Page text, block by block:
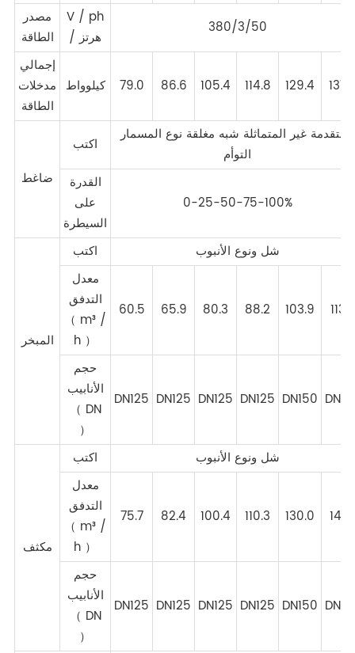
مصدر
الطاقة
V / ph
/ هرتز
380/3/50
إجمالي
مدخلات
الطاقة
كيلوواط 79.0 86.6 105.4 114.8 129.4
ضاغط
اكتب
المتقدمة غير المتماثلة شبه مغلقة نوع المسمار
التوأم
القدرة
على
السيطرة
0-25-50-75-100%
المبخر
اكتب
شل ونوع الأنبوب
معدل
التدفق
（ m³ /
h ）
60.5 65.9 80.3 88.2 103.9 113.2
حجم
الأنابيب
（ DN
）
DN125 DN125 DN125 DN125 DN150
مكثف
اكتب
شل ونوع الأنبوب
معدل
التدفق
（ m³ /
h ）
75.7 82.4 100.4 110.3 130.0
حجم
الأنابيب
（ DN
）
DN125 DN125 DN125 DN125 DN150